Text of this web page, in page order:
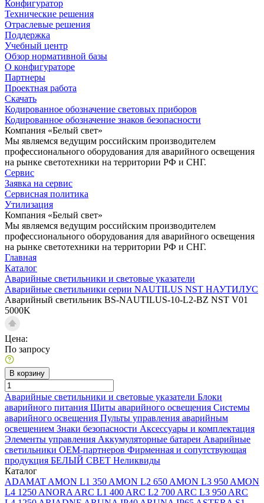
Конфигуратор
Технические решения
Отраслевые решения
Поддержка
Учебный центр
Обзор нормативной базы
О конфигураторе
Партнеры
Проектная работа
Скачать
Кодированное обозначение световых приборов
Кодированное обозначение знаков безопасности
Компания «Белый свет»
Мы являемся ведущим российским производителем
профессионального оборудования для аварийного освещения
на рынке светотехники на территории РФ и СНГ.
Сервис
Заявка на сервис
Сервисная политика
Утилизация
Компания «Белый свет»
Мы являемся ведущим российским производителем
профессионального оборудования для аварийного освещения
на рынке светотехники на территории РФ и СНГ.
Главная
Каталог
Аварийные светильники и световые указатели
Аварийные светильники серии NAUTILUS NST НАУТИЛУС
Аварийный светильник BS-NAUTILUS-10-L2-BZ NST V01
5000K
Цена:
По запросу
В корзину
Аварийные светильники и световые указатели Блоки
аварийного питания Щиты аварийного освещения Системы
аварийного освещения Пульты управления аварийным
освещением Знаки безопасности Аксессуары и комплектация
Элементы управления Аккумуляторные батареи Аварийные
светильники ОЕМ-партнеров Фирменная и сопутствующая
продукция БЕЛЫЙ СВЕТ Неликвиды
Каталог
ADAMAT AMON L1 350 AMON L2 650 AMON L3 950 AMON
L4 1250 ANORA ARC L1 400 ARC L2 700 ARC L3 950 ARC